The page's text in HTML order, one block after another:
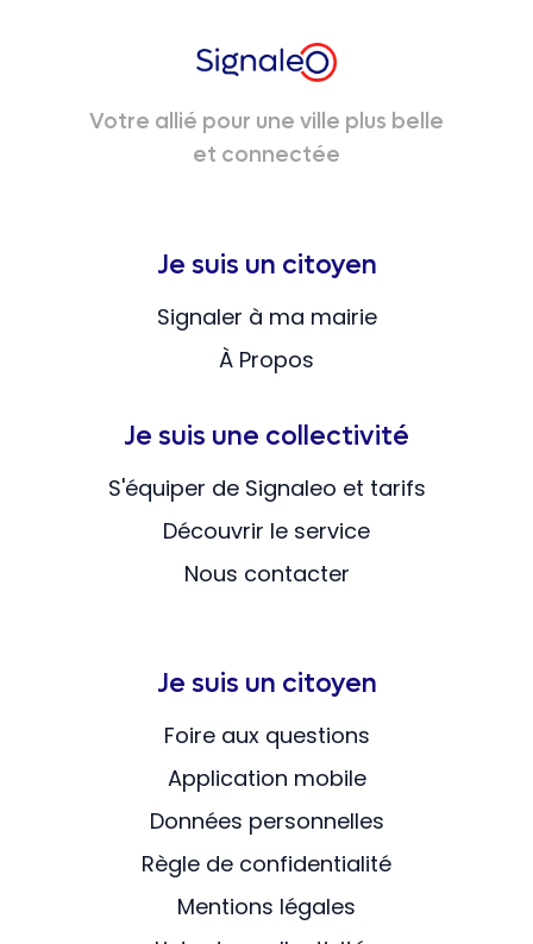
Votre allié pour une ville plus belle
et connectée
Je suis un citoyen
Signaler à ma mairie
À Propos
Je suis une collectivité
S'équiper de Signaleo et tarifs
Découvrir le service
Nous contacter
Je suis un citoyen
Foire aux questions
Application mobile
Données personnelles
Règle de confidentialité
Mentions légales